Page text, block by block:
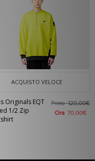
ACQUISTO VELOCE
Originals EQT
1/2 Zip
Prima120,00€
Ora 70,00€